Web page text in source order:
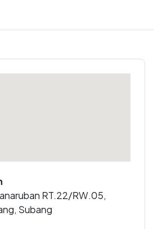
RT.22/RW.05,
Subang